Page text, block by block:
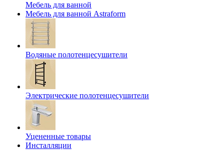
Мебель для ванной
Мебель для ванной Astraform
Водяные полотенцесушители
Электрические полотенцесушители
Уцененные товары
Инсталляции